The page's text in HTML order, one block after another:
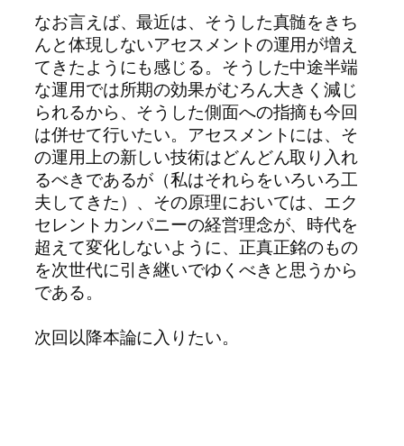
なお言えば、最近は、そうした真髄をきち
んと体現しないアセスメントの運用が増え
てきたようにも感じる。そうした中途半端
な運用では所期の効果がむろん大きく減じ
られるから、そうした側面への指摘も今回
は併せて行いたい。アセスメントには、そ
の運用上の新しい技術はどんどん取り入れ
るべきであるが（私はそれらをいろいろ工
夫してきた）、その原理においては、エク
セレントカンパニーの経営理念が、時代を
超えて変化しないように、正真正銘のもの
を次世代に引き継いでゆくべきと思うから
である。
次回以降本論に入りたい。